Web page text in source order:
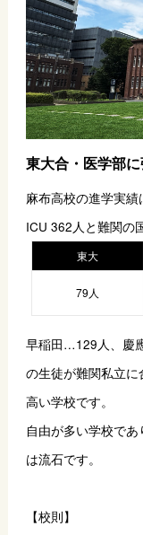
東大合・医学部
麻布高校の進学実
ICU 362人と難関の
東大
79人
早稲田…129人、慶
の生徒が難関私立に
高い学校です。
自由が多い学校で
は流石です。
【校則】